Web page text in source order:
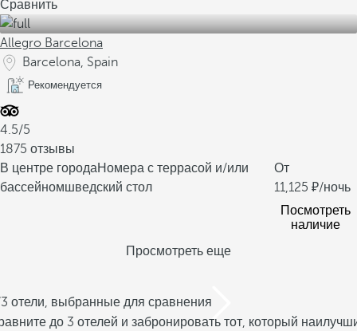
Сравнить
Allegro Barcelona
Barcelona, Spain
Рекомендуется
4.5/5
1875 отзывы
В центре городаНомера с террасой и/или
бассейномшведский стол
От
11,125
/ночь
Посмотреть
наличие
Просмотреть еще
отели, выбранные для сравнения
до 3 отелей и забронировать тот, который